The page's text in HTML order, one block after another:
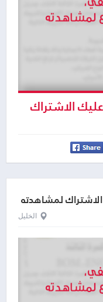
الاشتراك
لمشاهدته
الخليل